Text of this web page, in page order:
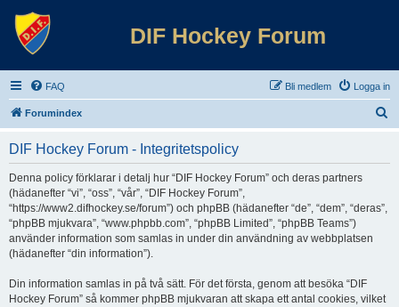
DIF Hockey Forum
FAQ Logga in
Bli medlem
Forumindex
DIF Hockey Forum - Integritetspolicy
Denna policy förklarar i detalj hur “DIF Hockey Forum” och deras partners
(hädanefter “vi”, “oss”, “vår”, “DIF Hockey Forum”,
“https://www2.difhockey.se/forum”) och phpBB (hädanefter “de”, “dem”, “deras”,
“phpBB mjukvara”, “www.phpbb.com”, “phpBB Limited”, “phpBB Teams”)
använder information som samlas in under din användning av webbplatsen
(hädanefter “din information”).
Din information samlas in på två sätt. För det första, genom att besöka “DIF
Hockey Forum” så kommer phpBB mjukvaran att skapa ett antal cookies, vilket